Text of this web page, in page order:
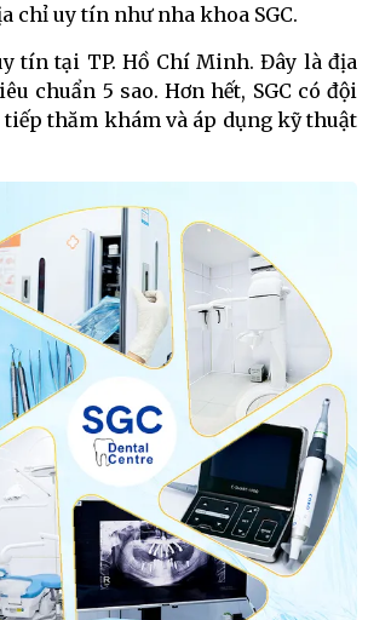
chỉ uy tín như nha khoa SGC.
tín tại TP. Hồ Chí Minh. Đây là địa
chuẩn 5 sao. Hơn hết, SGC có đội
thăm khám và áp dụng kỹ thuật